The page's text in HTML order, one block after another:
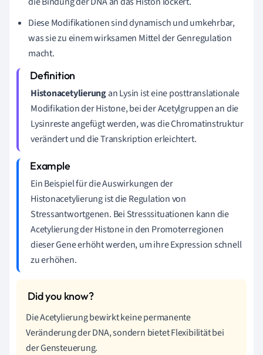
Diese Modifikationen sind dynamisch und umkehrbar,
was sie zu einem wirksamen Mittel der Genregulation
macht.
Histonacetylierungan Lysin ist eine posttranslationale
Modifikation der Histone, bei der Acetylgruppen an die
Lysinreste angefügt werden, was die Chromatinstruktur
verändert und die Transkription erleichtert.
Ein Beispiel für die Auswirkungen der
Histonacetylierung ist die Regulation von
Stressantwortgenen. Bei Stresssituationen kann die
Acetylierung der Histone in den Promoterregionen
dieser Gene erhöht werden, um ihre Expression schnell
zu erhöhen.
Die Acetylierung bewirkt keine permanente
Veränderung der DNA, sondern bietet Flexibilität bei
der Gensteuerung.